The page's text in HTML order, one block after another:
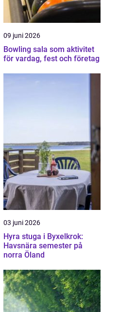
09 juni 2026
Bowling sala som aktivitet
för vardag, fest och företag
03 juni 2026
Hyra stuga i Byxelkrok:
Havsnära semester på
norra Öland